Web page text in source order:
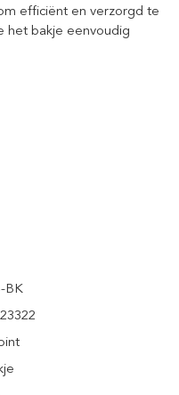
efficiënt en verzorgd te
het bakje eenvoudig
BK